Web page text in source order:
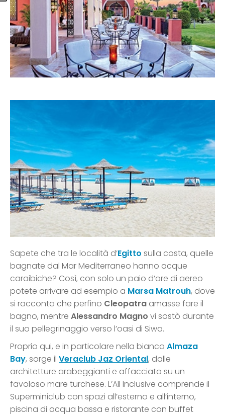
Sapete che tra le località d’Egitto sulla costa, quelle
bagnate dal Mar Mediterraneo hanno acque
caraibiche? Così, con solo un paio d’ore di aereo
potete arrivare ad esempio a Marsa Matrouh, dove
si racconta che perfino Cleopatra amasse fare il
bagno, mentre Alessandro Magno vi sostò durante
il suo pellegrinaggio verso l’oasi di Siwa.
Proprio qui, e in particolare nella bianca Almaza
Bay, sorge il Veraclub Jaz Oriental, dalle
architetture arabeggianti e affacciato su un
favoloso mare turchese. L’All Inclusive comprende il
Superminiclub con spazi all’esterno e all’interno,
piscina di acqua bassa e ristorante con buffet